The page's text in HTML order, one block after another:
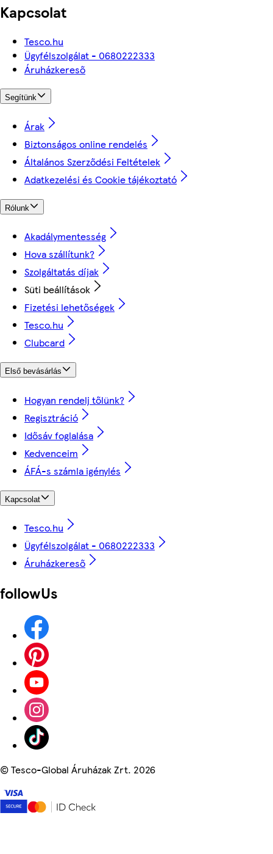
Kapcsolat
Tesco.hu
Ügyfélszolgálat - 0680222333
Áruházkereső
Segítünk
Árak
Biztonságos online rendelés
Általános Szerződési Feltételek
Adatkezelési és Cookie tájékoztató
Rólunk
Akadálymentesség
Hova szállítunk?
Szolgáltatás díjak
Süti beállítások
Fizetési lehetőségek
Tesco.hu
Clubcard
Első bevásárlás
Hogyan rendelj tőlünk?
Regisztráció
Idősáv foglalása
Kedvenceim
ÁFÁ-s számla igénylés
Kapcsolat
Tesco.hu
Ügyfélszolgálat - 0680222333
Áruházkereső
followUs
©Tesco-Global Áruházak Zrt. 2026